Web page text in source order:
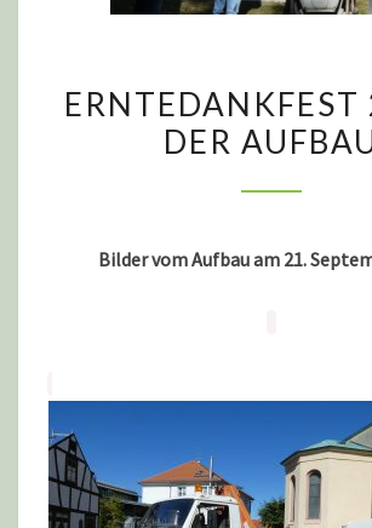
2019
–
ERNTEDANKFEST
DER
Bilder vom Aufbau am 21.